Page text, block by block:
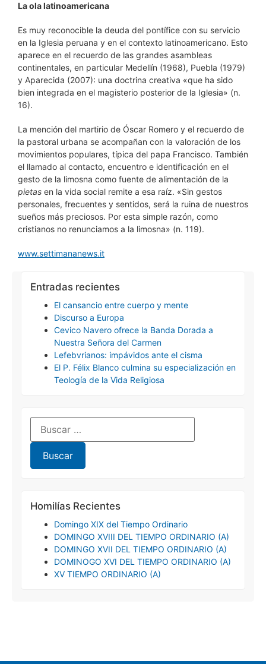
La ola latinoamericana
Es muy reconocible la deuda del pontífice con su servicio
en la Iglesia peruana y en el contexto latinoamericano. Esto
aparece en el recuerdo de las grandes asambleas
continentales, en particular Medellín (1968), Puebla (1979)
y Aparecida (2007): una doctrina creativa «que ha sido
bien integrada en el magisterio posterior de la Iglesia» (n.
16).
La mención del martirio de Óscar Romero y el recuerdo de
la pastoral urbana se acompañan con la valoración de los
movimientos populares, típica del papa Francisco. También
el llamado al contacto, encuentro e identificación en el
gesto de la limosna como fuente de alimentación de la
pietas en la vida social remite a esa raíz. «Sin gestos
personales, frecuentes y sentidos, será la ruina de nuestros
sueños más preciosos. Por esta simple razón, como
cristianos no renunciamos a la limosna» (n. 119).
www.settimananews.it
Entradas recientes
El cansancio entre cuerpo y mente
Discurso a Europa
Cevico Navero ofrece la Banda Dorada a
Nuestra Señora del Carmen
Lefebvrianos: impávidos ante el cisma
El P. Félix Blanco culmina su especialización en
Teología de la Vida Religiosa
Homilías Recientes
Domingo XIX del Tiempo Ordinario
DOMINGO XVIII DEL TIEMPO ORDINARIO (A)
DOMINGO XVII DEL TIEMPO ORDINARIO (A)
DOMINOGO XVI DEL TIEMPO ORDINARIO (A)
XV TIEMPO ORDINARIO (A)